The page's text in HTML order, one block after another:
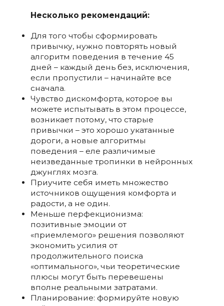
Несколько рекомендаций:
Для того чтобы сформировать
привычку, нужно повторять новый
алгоритм поведения в течение 45
дней – каждый день без, исключения,
если пропустили – начинайте все
сначала.
Чувство дискомфорта, которое вы
можете испытывать в этом процессе,
возникает потому, что старые
привычки – это хорошо укатанные
дороги, а новые алгоритмы
поведения – еле различимые
неизведанные тропинки в нейронных
джунглях мозга.
Приучите себя иметь множество
источников ощущения комфорта и
радости, а не один.
Меньше перфекционизма:
позитивные эмоции от
«приемлемого» решения позволяют
экономить усилия от
продолжительного поиска
«оптимального», чьи теоретические
плюсы могут быть перевешены
вполне реальными затратами.
Планирование: формируйте новую